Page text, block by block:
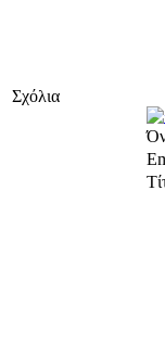
Σχόλια